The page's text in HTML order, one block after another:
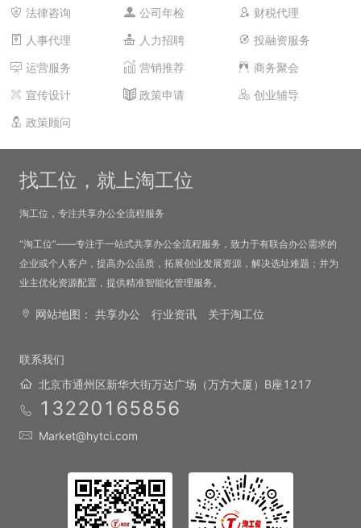
法律咨询 公司年检
财税代理
人事代理
人力招聘
投融资服务
运营服务
营销推荐
商务聚会
宣传设计
政策申请
创业辅导
政策顾问
找工位，就上淘工位
淘工位，专注共享办公全流程服务
“淘工位”——专注于一站式共享办公全流程服务，致力于有联合办公需求的
企业或个人客户，提高办公品质，拓展创业发展资源，解决选址难题；并为
业主优化资源配置，提供精准智能化管理服务。
网站地图： 共享办公 行业资讯 关于淘工位
联系我们
北京市通州区新华大街万达广场（万方大厦）B座1217
13220165856
Market@hytci.com